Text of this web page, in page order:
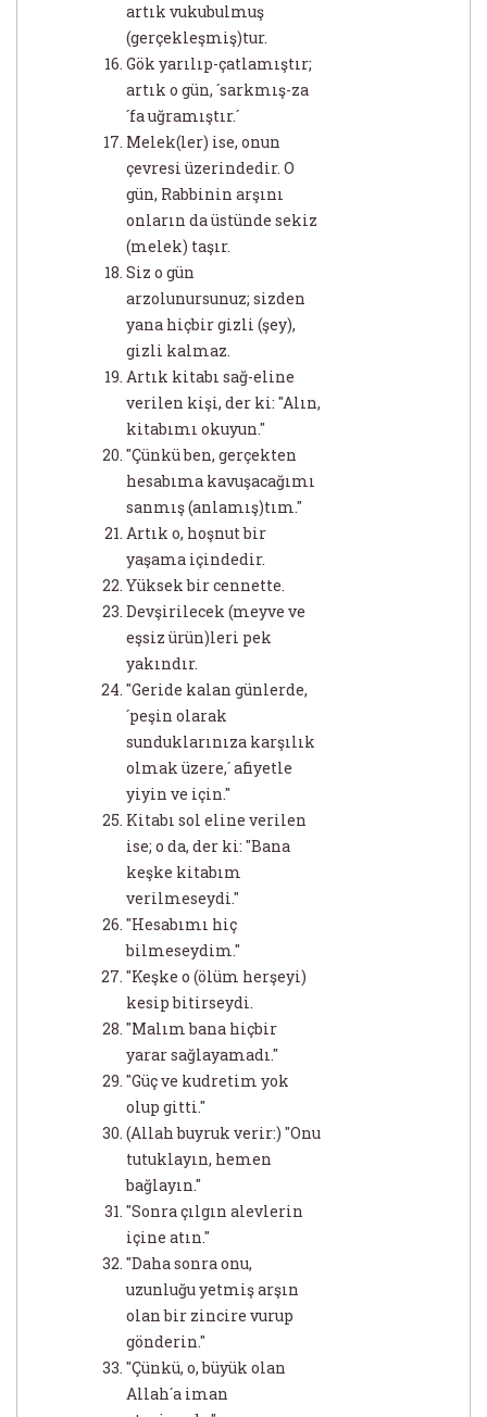
artık vukubulmuş
(gerçekleşmiş)tur.
Gök yarılıp-çatlamıştır;
artık o gün, ´sarkmış-za
´fa uğramıştır.´
Melek(ler) ise, onun
çevresi üzerindedir. O
gün, Rabbinin arşını
onların da üstünde sekiz
(melek) taşır.
Siz o gün
arzolunursunuz; sizden
yana hiçbir gizli (şey),
gizli kalmaz.
Artık kitabı sağ-eline
verilen kişi, der ki: "Alın,
kitabımı okuyun."
"Çünkü ben, gerçekten
hesabıma kavuşacağımı
sanmış (anlamış)tım."
Artık o, hoşnut bir
yaşama içindedir.
Yüksek bir cennette.
Devşirilecek (meyve ve
eşsiz ürün)leri pek
yakındır.
"Geride kalan günlerde,
´peşin olarak
sunduklarınıza karşılık
olmak üzere,´ afiyetle
yiyin ve için."
Kitabı sol eline verilen
ise; o da, der ki: "Bana
keşke kitabım
verilmeseydi."
"Hesabımı hiç
bilmeseydim."
"Keşke o (ölüm herşeyi)
kesip bitirseydi.
"Malım bana hiçbir
yarar sağlayamadı."
"Güç ve kudretim yok
olup gitti."
(Allah buyruk verir:) "Onu
tutuklayın, hemen
bağlayın."
"Sonra çılgın alevlerin
içine atın."
"Daha sonra onu,
uzunluğu yetmiş arşın
olan bir zincire vurup
gönderin."
"Çünkü, o, büyük olan
Allah´a iman